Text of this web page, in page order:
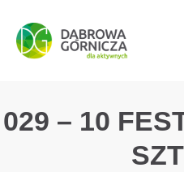
PRZEJDŹ DO MENU
PRZEJDŹ DO
PRZEJDŹ DO TREŚCI
029 – 10